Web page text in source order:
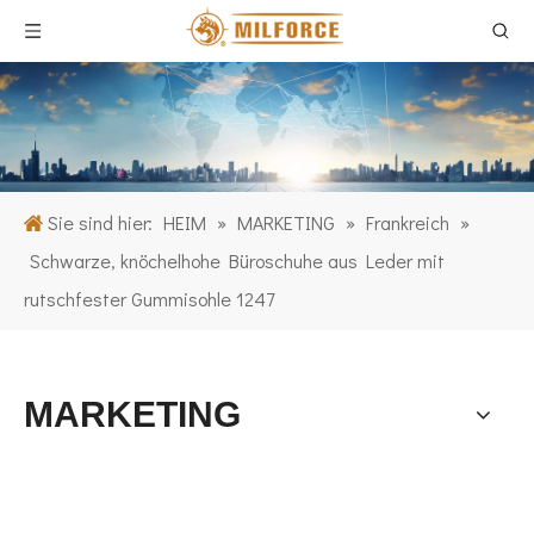
Sie sind hier: HEIM » MARKETING » Frankreich »
Schwarze, knöchelhohe Büroschuhe aus Leder mit
rutschfester Gummisohle 1247
MARKETING